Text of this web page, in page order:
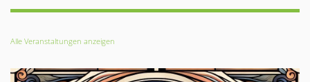
Alle Veranstaltungen anzeigen